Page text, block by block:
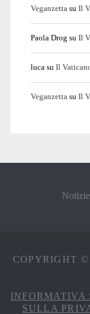
Veganzetta su Il
Paola Drog su Il
luca su Il
Veganzetta su Il
COPYRIGHT
INFORMATIVA
SULLA